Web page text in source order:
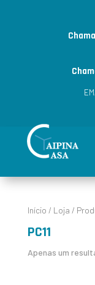
Início / Loja /
PC11
Apenas um